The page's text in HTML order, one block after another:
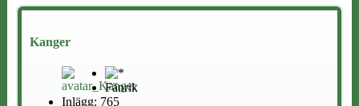
Kanger
Fänrik
Inlägg: 765